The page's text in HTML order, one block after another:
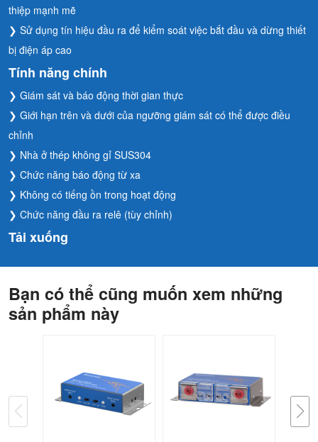
thiệp mạnh mẽ
❯ Sử dụng tín hiệu đầu ra để kiểm soát việc bắt đầu và dừng thiết
bị điện áp cao
Tính năng chính
❯ Giám sát và báo động thời gian thực
❯ Giới hạn trên và dưới của ngưỡng giám sát có thể được điều
chỉnh
❯ Nhà ở thép không gỉ SUS304
❯ Chức năng báo động từ xa
❯ Không có tiếng ồn trong hoạt động
❯ Chức năng đầu ra relê (tùy chỉnh)
Tải xuống
Bạn có thể cũng muốn xem những
sản phẩm này